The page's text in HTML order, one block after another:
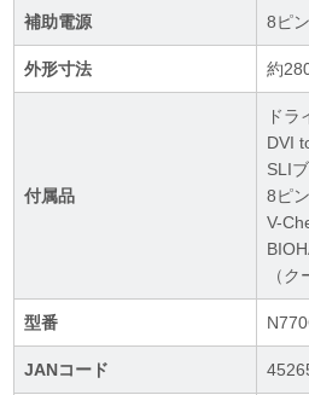
補助電源 8ピ
外形寸法 約
付属品
ドラ
DVI
SLI
8ピ
V-
（
型番
JANコード